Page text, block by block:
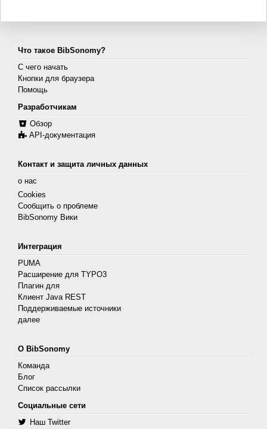
Что такое BibSonomy?
С чего начать
Кнопки для браузера
Помощь
Разработчикам
Обзор
API-документация
Контакт и защита личных данных
о нас
Cookies
Сообщить о проблеме
BibSonomy Вики
Интеграция
PUMA
Расширение для TYPO3
Плагин для
Клиент Java REST
Поддерживаемые источники
далее
О BibSonomy
Команда
Блог
Список рассылки
Социальные сети
Наш Twitter